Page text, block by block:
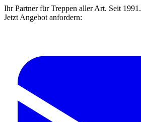
Ihr Partner für Treppen aller Art. Seit 1991.
Jetzt Angebot anfordern: